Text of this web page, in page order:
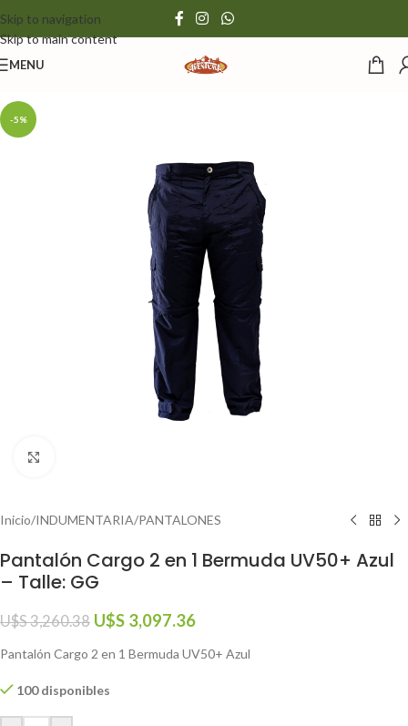
Skip to navigation
Skip to main content
MENU
-5%
Inicio/INDUMENTARIA/PANTALONES
Pantalón Cargo 2 en 1 Bermuda UV50+ Azul
– Talle: GG
U$S3,260.38 U$S 3,097.36
Pantalón Cargo 2 en 1 Bermuda UV50+ Azul
100 disponibles